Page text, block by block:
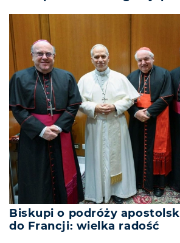
Biskupi o podróży
do Francji: wielka radość